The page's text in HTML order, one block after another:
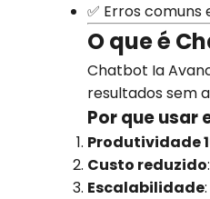
✅ Erros
O que é
Chatbot Ia
resultados sem
Por que usar
Produtividade
Custo reduzido
Escalabilidade